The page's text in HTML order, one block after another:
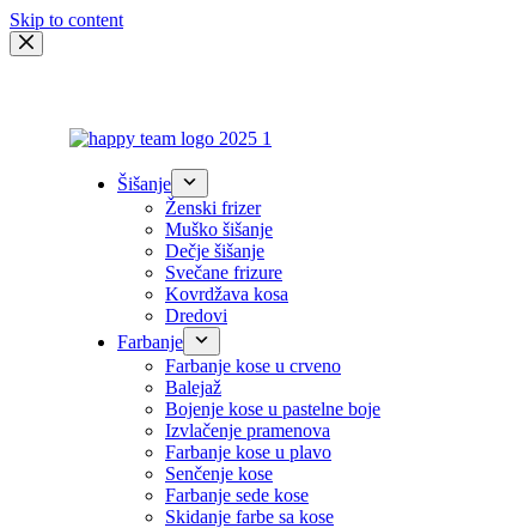
Skip to content
Šišanje
Ženski frizer
Muško šišanje
Dečje šišanje
Svečane frizure
Kovrdžava kosa
Dredovi
Farbanje
Farbanje kose u crveno
Balejaž
Bojenje kose u pastelne boje
Izvlačenje pramenova
Farbanje kose u plavo
Senčenje kose
Farbanje sede kose
Skidanje farbe sa kose